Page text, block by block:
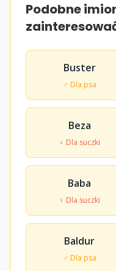
Podobne
Buster
♂ Dla psa
Beza
♀ Dla suczki
Baba
♀ Dla suczki
Baldur
♂ Dla psa